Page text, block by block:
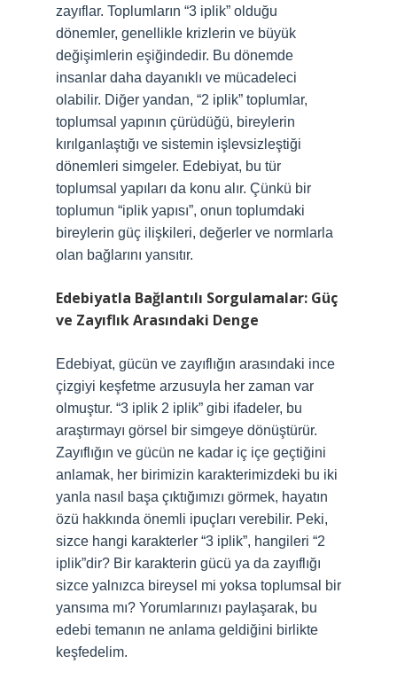
zayıflar. Toplumların “3 iplik” olduğu
dönemler, genellikle krizlerin ve büyük
değişimlerin eşiğindedir. Bu dönemde
insanlar daha dayanıklı ve mücadeleci
olabilir. Diğer yandan, “2 iplik” toplumlar,
toplumsal yapının çürüdüğü, bireylerin
kırılganlaştığı ve sistemin işlevsizleştiği
dönemleri simgeler. Edebiyat, bu tür
toplumsal yapıları da konu alır. Çünkü bir
toplumun “iplik yapısı”, onun toplumdaki
bireylerin güç ilişkileri, değerler ve normlarla
olan bağlarını yansıtır.
Edebiyatla Bağlantılı Sorgulamalar: Güç
ve Zayıflık Arasındaki Denge
Edebiyat, gücün ve zayıflığın arasındaki ince
çizgiyi keşfetme arzusuyla her zaman var
olmuştur. “3 iplik 2 iplik” gibi ifadeler, bu
araştırmayı görsel bir simgeye dönüştürür.
Zayıflığın ve gücün ne kadar iç içe geçtiğini
anlamak, her birimizin karakterimizdeki bu iki
yanla nasıl başa çıktığımızı görmek, hayatın
özü hakkında önemli ipuçları verebilir. Peki,
sizce hangi karakterler “3 iplik”, hangileri “2
iplik”dir? Bir karakterin gücü ya da zayıflığı
sizce yalnızca bireysel mi yoksa toplumsal bir
yansıma mı? Yorumlarınızı paylaşarak, bu
edebi temanın ne anlama geldiğini birlikte
keşfedelim.